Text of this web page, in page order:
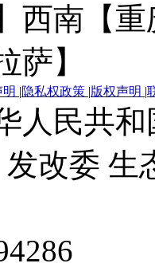
西南【
萨】
|隐私权政策 |版权声明 |
人民共
改委 生